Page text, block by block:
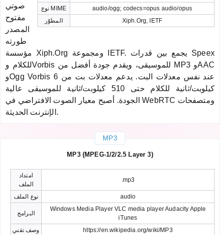
نوع MIME
audio/ogg; codecs=opus audio/opus
المطوّر
Xiph.Org, IETF
صوتي
مفتوح
المصدر
طورته
مؤسسة Xiph.Org ومجموعة IETF. يجمع بين قدرات Speex
للكلام وVorbis للموسيقى، ويقدم جودة أفضل من MP3 وAAC
وOgg Vorbis عند نفس معدلات البت. يدعم معدلات بت من 6
كيلوبت/ثانية للكلام حتى 510 كيلوبت/ثانية للموسيقى عالية
الجودة. أصبح معيار الصوت الافتراضي في WebRTC ومتصفحات
الإنترنت الحديثة.
MP3
MP3 (MPEG-1/2/2.5 Layer 3)
امتداد
الملف
.mp3
نوع الملف audio
البرامج
Windows Media Player VLC media player Audacity Apple
iTunes
وصف تقني
https://en.wikipedia.org/wiki/MP3